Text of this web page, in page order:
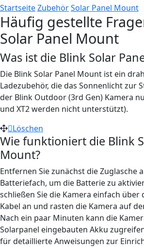
StartseiteZubehörSolar Panel Mount
Häufig gestellte
Solar Panel Mount
Was ist die Blink Solar
Die Blink Solar Panel Mount ist ein
Ladezubehör, die das Sonnenlicht zur
der Blink Outdoor (3rd Gen) Kamera
und XT2 werden nicht unterstützt).
Löschen
Wie funktioniert die Blink
Mount?
Entfernen Sie zunächst die Zuglasche
Batteriefach, um die Batterie zu
schließen Sie die Kamera einfach über
Kabel an und rasten die Kamera auf
Nach ein paar Minuten kann die
Solarpanel eingebauten Akku
für detaillierte Anweisungen zur